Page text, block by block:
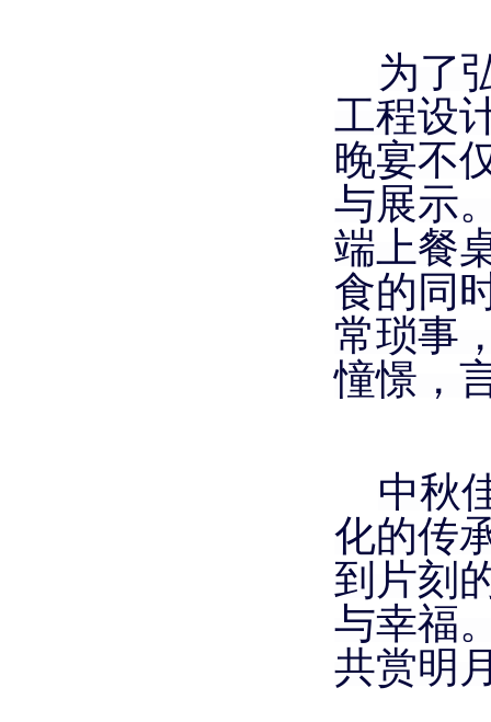
为了
工程设
晚宴不
与展示
端上餐
食的同
常琐事
憧憬，
中秋
化的传
到片刻
与幸福
共赏明